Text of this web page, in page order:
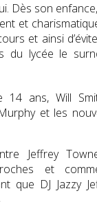
. Dès son
et
et ainsi
du lycée le
14 ans, Will
et les
Jeffrey
et
que DJ Jazzy